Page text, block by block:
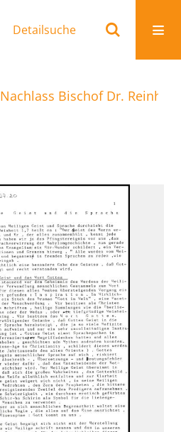
Detailsuche
Nachlass Bischof Dr.